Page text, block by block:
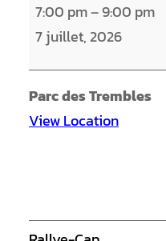
a
i
n
i
7:00 pm–9:00 pm
7 juillet, 2026
Parc des Trembles
View Location